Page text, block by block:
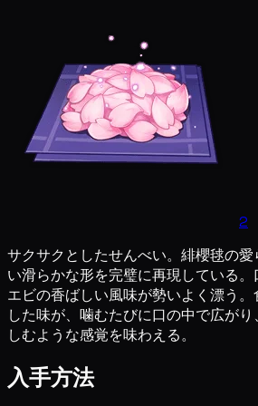
2
サクサクとしたせんべい。緋櫻毬の
い滑らかな形を完璧に再現している。
エビの香ばしい風味が勢いよく漂う
した味が、噛むたびに口の中で広が
しむような感覚を味わえる。
入手方法